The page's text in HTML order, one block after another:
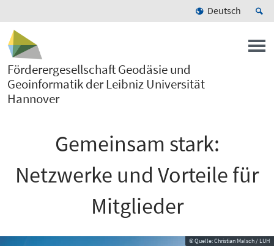
Deutsch
Förderergesellschaft Geodäsie und
Geoinformatik der Leibniz Universität
Hannover
Gemeinsam stark:
Netzwerke und Vorteile für
Mitglieder
© Quelle: Christian Malsch / LUH